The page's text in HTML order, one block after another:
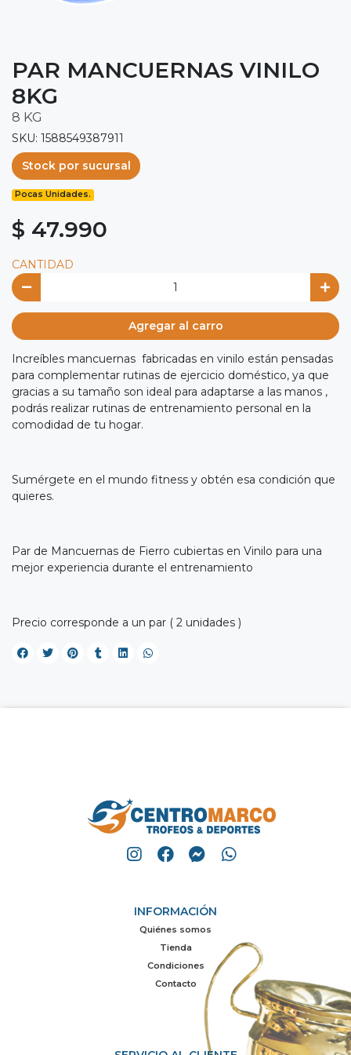
PAR MANCUERNAS VINILO
8KG
8 KG
SKU: 1588549387911
Stock por sucursal
Pocas Unidades.
$ 47.990
CANTIDAD
Agregar al carro
Increíbles mancuernas fabricadas en vinilo están pensadas
para complementar rutinas de ejercicio doméstico, ya que
gracias a su tamaño son ideal para adaptarse a las manos ,
podrás realizar rutinas de entrenamiento personal en la
comodidad de tu hogar.
Sumérgete en el mundo fitness y obtén esa condición que
quieres.
Par de Mancuernas de Fierro cubiertas en Vinilo para una
mejor experiencia durante el entrenamiento
Precio corresponde a un par ( 2 unidades )
INFORMACIÓN
Quiénes somos
Tienda
Condiciones
Contacto